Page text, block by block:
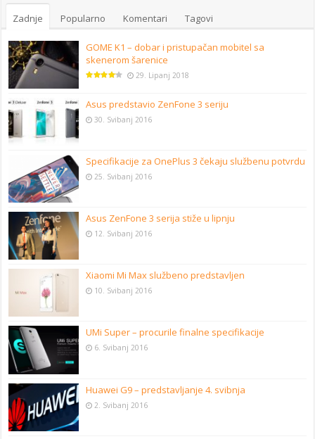
Zadnje Popularno Komentari Tagovi
GOME K1 – dobar i pristupačan mobitel sa
skenerom šarenice
29. Lipanj 2018
Asus predstavio ZenFone 3 seriju
30. Svibanj 2016
Specifikacije za OnePlus 3 čekaju službenu potvrdu
25. Svibanj 2016
Asus ZenFone 3 serija stiže u lipnju
12. Svibanj 2016
Xiaomi Mi Max službeno predstavljen
10. Svibanj 2016
UMi Super – procurile finalne specifikacije
6. Svibanj 2016
Huawei G9 – predstavljanje 4. svibnja
2. Svibanj 2016